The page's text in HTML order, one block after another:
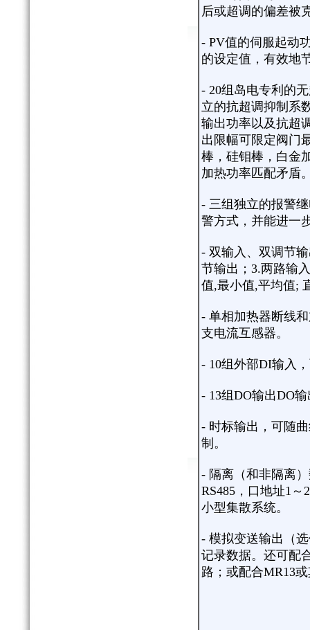
后或超调的偏差被
- PV值的伺服起动
的设定值，有效地
- 20组岛电专利的
立的抗超调抑制系
输出功率以及抗超
出限幅可限定阀门
棒，硅钼棒，白金
加热功率匹配矛盾
- 三组独立的报警
警方式，并能进一
- 双输入、双调节
节输出；3.两路输
值,最小值,平均值;
- 单相加热器断线
支电流互感器。
- 10组外部DI输入
- 13组DO输出DO
- 时标输出，可随
制。
- 隔离（和非隔离
RS485，口地址1
小型集散系统。
- 模拟变送输出（
记录数据。还可配
路；或配合MR13